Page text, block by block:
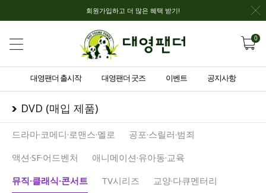
회원가입하고 더 많은 혜택 받기!
0
대영팬더 출시작 대영팬더 굿즈 이벤트 공지사항
DVD (매입 제품)
드라마·코메디·로맨스·멜로
공포·스릴러·범죄
액션·SF·어드벤처
애니메이션·유아동·교육
뮤직·클래식·콘서트
TV시리즈 교양·다큐멘터리